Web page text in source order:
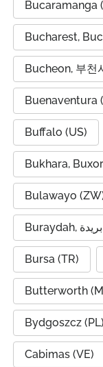
Bucaramanga
Bucharest,
Bucheon, 부천
Buenaventura
Buffalo (US)
Bukhara,
Bulawayo
Bursa (TR)
Butterworth
Bydgoszcz (PL)
Cabimas (VE)